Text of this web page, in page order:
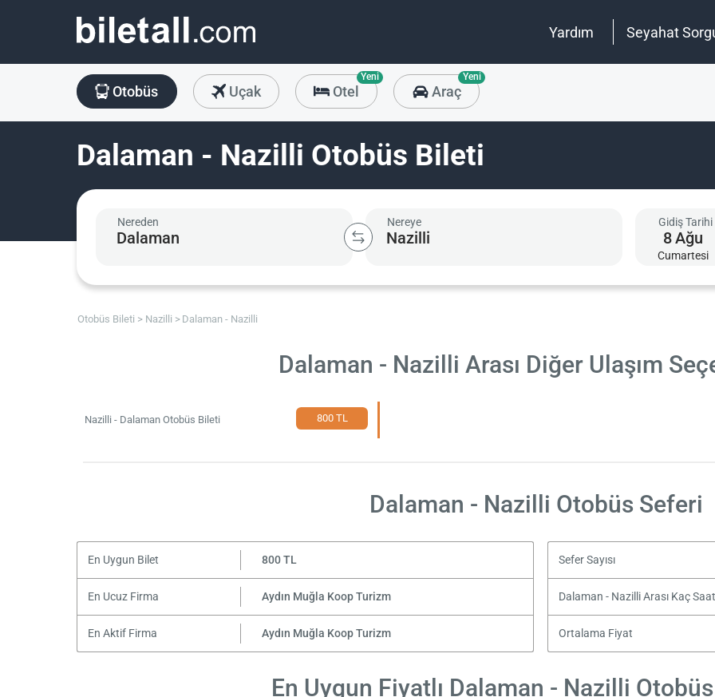
Yardım Seyahat
Otobüs Uçak Otel
Yeni
Araç
Yeni
Dalaman - Nazilli Otobüs Bileti
Nereden Nereye Gidiş Tarihi
8Ağu
Cumartesi
Otobüs Bileti Nazilli Dalaman - Nazilli
Dalaman - Nazilli Arası Diğer Ulaşım
Nazilli - Dalaman Otobüs Bileti 800 TL
Dalaman - Nazilli Otobüs Seferi
En Uygun Bilet 800 TL Sefer Sayısı
En Ucuz Firma Aydın Muğla Koop Turizm Dalaman - Nazilli Arası Kaç
En Aktif Firma Aydın Muğla Koop Turizm Ortalama Fiyat
En Uygun Fiyatlı Dalaman - Nazilli